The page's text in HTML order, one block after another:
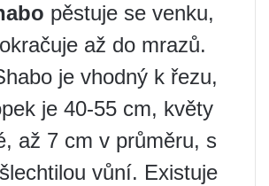
pěstuje se venku,
až do mrazů.
je vhodný k řezu,
je 40-55 cm, květy
až 7 cm v průměru, s
vůní. Existuje